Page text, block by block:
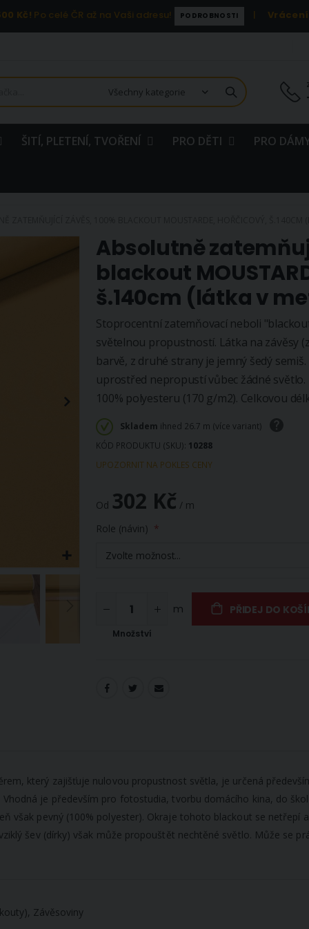
Kč! Po celé ČR až na Vaši adresu! PODROBNOSTI |
ŠITÍ, PLETENÍ, TVOŘENÍ PRO DĚTI PRO
Absolutně
blackout
š.140cm (látka v
Stoprocentní zatemňovací neboli
světelnou propustností. Látka na závěsy
barvě, z druhé strany je jemný šedý
uprostřed nepropustí vůbec žádné
100% polyesteru (170 g/m2). Celkovou
Skladem ihned 26.7 m (více variant)
KÓD PRODUKTU (SKU) 10288
UPOZORNIT NA POKLES CENY
Od 302 Kč / m
Role (návin)
Množství
m PŘIDEJ DO
který zajišťuje nulovou propustnost světla, je určená
je především pro fotostudia, tvorbu domácího kina, do
však pevný (100% polyester). Okraje tohoto blackout se netřepí
šev (dírky) však může propouštět nechtěné světlo. Může se
Závěsoviny